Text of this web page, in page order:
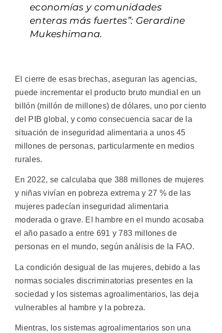
economías y comunidades
enteras más fuertes”: Gerardine
Mukeshimana.
El cierre de esas brechas, aseguran las agencias,
puede incrementar el producto bruto mundial en un
billón (millón de millones) de dólares, uno por ciento
del PIB global, y como consecuencia sacar de la
situación de inseguridad alimentaria a unos 45
millones de personas, particularmente en medios
rurales.
En 2022, se calculaba que 388 millones de mujeres
y niñas vivían en pobreza extrema y 27 % de las
mujeres padecían inseguridad alimentaria
moderada o grave. El hambre en el mundo acosaba
el año pasado a entre 691 y 783 millones de
personas en el mundo, según análisis de la FAO.
La condición desigual de las mujeres, debido a las
normas sociales discriminatorias presentes en la
sociedad y los sistemas agroalimentarios, las deja
vulnerables al hambre y la pobreza.
Mientras, los sistemas agroalimentarios son una